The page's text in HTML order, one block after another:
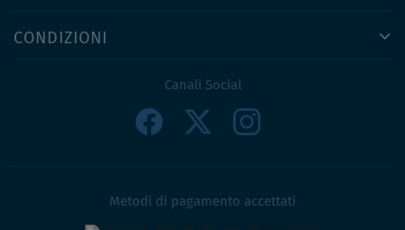
CONDIZIONI
Canali Social
Metodi di pagamento accettati